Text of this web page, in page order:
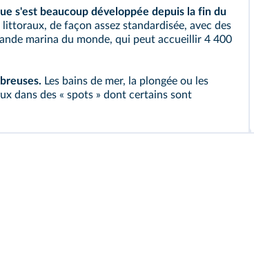
s'est beaucoup développée depuis la fin du
de façon assez standardisée, avec des
marina du monde, qui peut accueillir 4 400
Les bains de mer, la plongée ou les
dans des « spots » dont certains sont